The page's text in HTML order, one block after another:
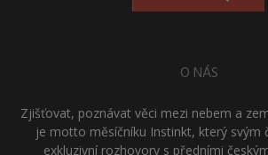
O NÁS
Zjišťovat, poznávat věci mezi nebem a
je motto měsíčníku Instinkt, který svým
exkluzivní rozhovory s předními